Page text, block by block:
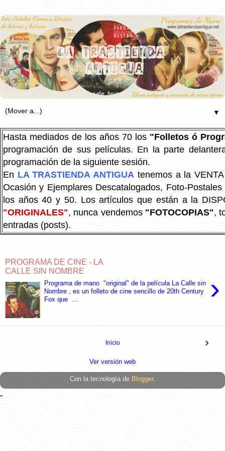
▼
Hasta mediados de los años 70 los "Folletos ó
programación de sus películas. En la parte
programación de la siguiente sesión.
En LA TRASTIENDA ANTIGUA tenemos a la
Ocasión y Ejemplares Descatalogados, Foto-
los años 40 y 50. Los artículos que están a la
"ORIGINALES", nunca vendemos "FOTOCOPIAS",
entradas (posts).
PROGRAMA DE CINE - LA
CALLE SIN NOMBRE
›
Programa de mano "original" de la película La Calle sin
Nombre , es un folleto de cine sencillo de 20th Century
Fox que ...
›
Inicio
Ver versión web
Con la tecnología de Blogger.
"